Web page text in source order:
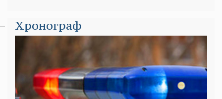
Хронограф